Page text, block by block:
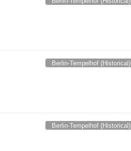
Berlin-Tempelhof (Historical)
Berlin-Tempelhof (Historical)